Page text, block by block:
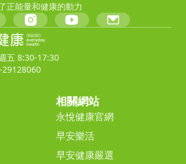
正能量和健康的動力
五 8:30-17:30
29128060
相關網站
永悅健康官網
早安樂活
早安健康嚴選